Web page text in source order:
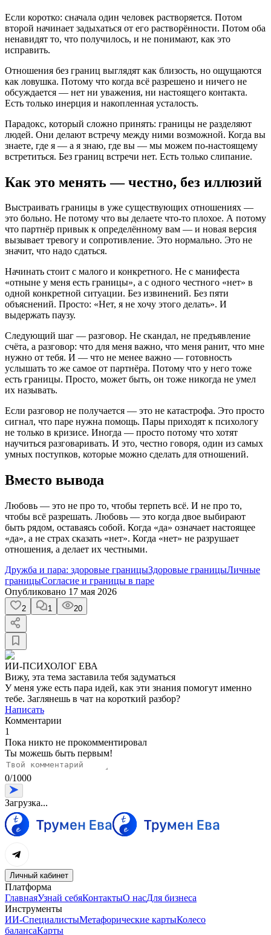
Если коротко: сначала один человек растворяется. Потом
второй начинает задыхаться от его растворённости. Потом оба
ненавидят то, что получилось, и не понимают, как это
исправить.
Отношения без границ выглядят как близость, но ощущаются
как ловушка. Потому что когда всё разрешено и ничего не
обсуждается — нет ни уважения, ни настоящего контакта.
Есть только инерция и накопленная усталость.
Парадокс, который сложно принять: границы не разделяют
людей. Они делают встречу между ними возможной. Когда вы
знаете, где я — а я знаю, где вы — мы можем по-настоящему
встретиться. Без границ встречи нет. Есть только слипание.
Как это менять — честно, без иллюзий
Выстраивать границы в уже существующих отношениях —
это больно. Не потому что вы делаете что-то плохое. А потому
что партнёр привык к определённому вам — и новая версия
вызывает тревогу и сопротивление. Это нормально. Это не
значит, что надо сдаться.
Начинать стоит с малого и конкретного. Не с манифеста
«отныне у меня есть границы», а с одного честного «нет» в
одной конкретной ситуации. Без извинений. Без пяти
объяснений. Просто: «Нет, я не хочу этого делать». И
выдержать паузу.
Следующий шаг — разговор. Не скандал, не предъявление
счёта, а разговор: что для меня важно, что меня ранит, что мне
нужно от тебя. И — что не менее важно — готовность
услышать то же самое от партнёра. Потому что у него тоже
есть границы. Просто, может быть, он тоже никогда не умел
их называть.
Если разговор не получается — это не катастрофа. Это просто
сигнал, что паре нужна помощь. Пары приходят к психологу
не только в кризисе. Иногда — просто потому что хотят
научиться разговаривать. И это, честно говоря, один из самых
умных поступков, которые можно сделать для отношений.
Вместо вывода
Любовь — это не про то, чтобы терпеть всё. И не про то,
чтобы всё разрешать. Любовь — это когда двое выбирают
быть рядом, оставаясь собой. Когда «да» означает настоящее
«да», а не страх сказать «нет». Когда «нет» не разрушает
отношения, а делает их честными.
Дружба и пара: здоровые границыЗдоровые границыЛичные
границыСогласие и границы в паре
Опубликовано 17 мая 2026
2 1 20
ИИ-ПСИХОЛОГ ЕВА
Вижу, эта тема заставила тебя задуматься
У меня уже есть пара идей, как эти знания помогут именно
тебе. Заглянешь в чат на короткий разбор?
Написать
Комментарии
1
Пока никто не прокомментировал
Ты можешь быть первым!
0/1000
Загрузка...
Личный кабинет
Платформа
ГлавнаяУзнай себяКонтактыО насДля бизнеса
Инструменты
ИИ-СпециалистыМетафорические картыКолесо
балансаКарты